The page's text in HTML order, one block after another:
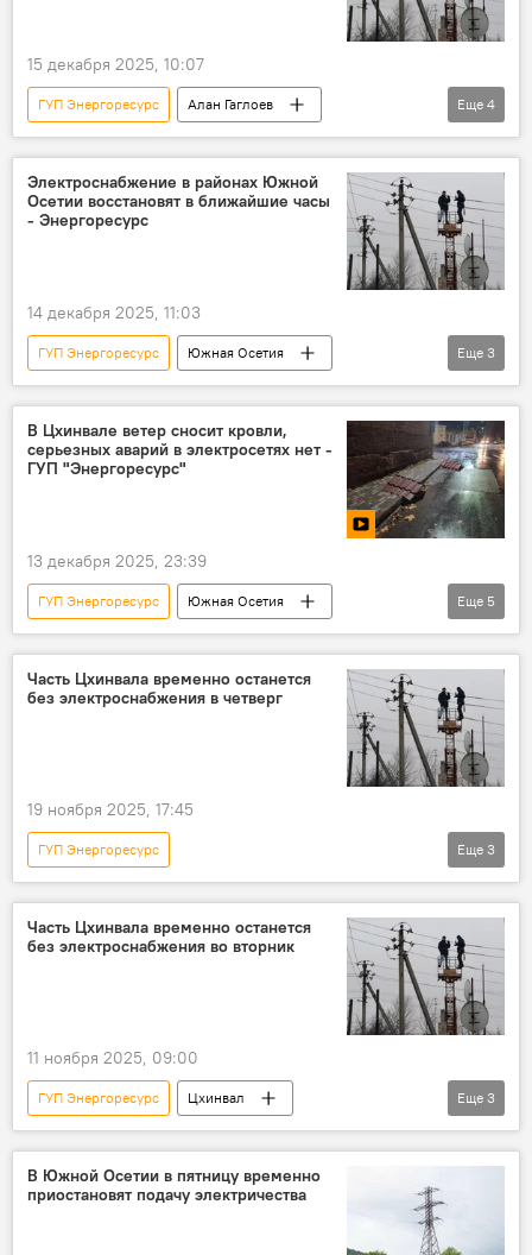
15 декабря 2025, 10:07
ГУП Энергоресурс
Алан Гаглоев
энергоснабжение
энергетика
Энергоснабжение Южной Осетии
Новости
Еще 4
Электроснабжение в районах Южной
Осетии восстановят в ближайшие часы
- Энергоресурс
14 декабря 2025, 11:03
ГУП Энергоресурс
Южная Осетия
Новости
энергоснабжение
Энергоснабжение Южной Осетии
Еще 3
В Цхинвале ветер сносит кровли,
серьезных аварий в электросетях нет -
ГУП "Энергоресурс"
13 декабря 2025, 23:39
ГУП Энергоресурс
Южная Осетия
Новости
Погода в Осетии
энергоснабжение
Энергоснабжение Южной Осетии
Еще 5
Часть Цхинвала временно останется
без электроснабжения в четверг
19 ноября 2025, 17:45
ГУП Энергоресурс
Энергоснабжение Южной Осетии
Южная Осетия
Новости
Еще 3
Часть Цхинвала временно останется
без электроснабжения во вторник
11 ноября 2025, 09:00
ГУП Энергоресурс
Цхинвал
Южная Осетия
Новости
Энергоснабжение Южной Осетии
Еще 3
В Южной Осетии в пятницу временно
приостановят подачу электричества